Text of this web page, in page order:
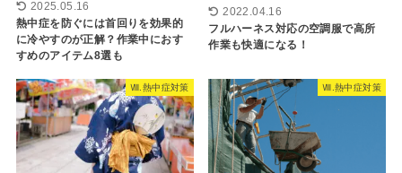
2025.05.16
熱中症を防ぐには首回りを効果的
に冷やすのが正解？作業中におす
すめのアイテム8選も
2022.04.16
フルハーネス対応の空調服で高所
作業も快適になる！
Ⅷ.熱中症対策 Ⅷ.熱中症対策